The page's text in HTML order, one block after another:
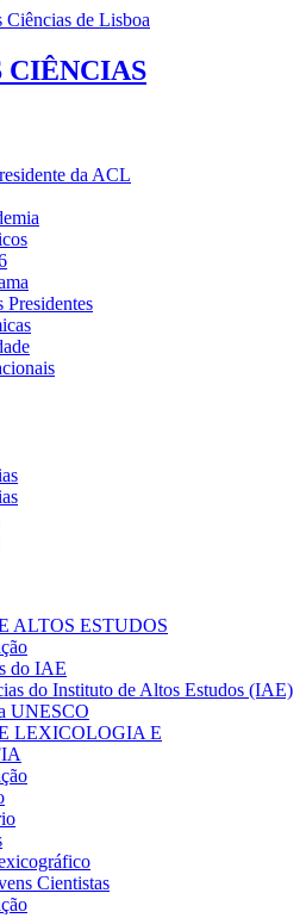
CIÊNCIAS
da ACL
Presidentes
ALTOS ESTUDOS
do IAE
do Instituto de Altos Estudos (IAE)
UNESCO
LEXICOLOGIA E
Cientistas